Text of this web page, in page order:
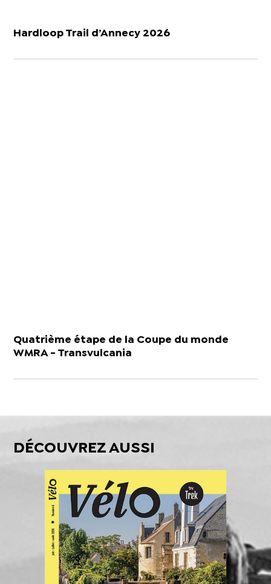
Hardloop Trail d’Annecy 2026
Quatrième étape de la Coupe du monde
WMRA - Transvulcania
DÉCOUVREZ AUSSI